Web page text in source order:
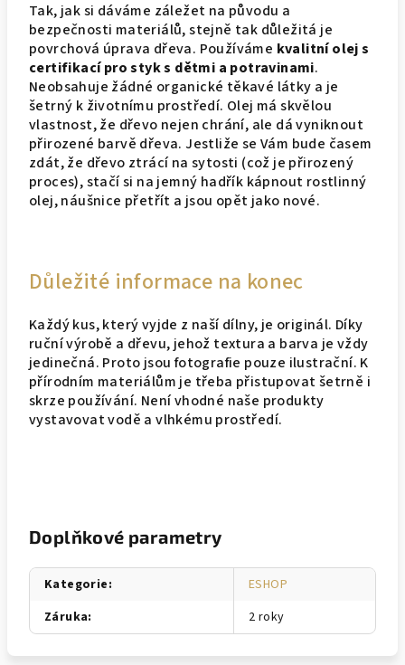
Tak, jak si dáváme záležet na původu a
bezpečnosti materiálů, stejně tak důležitá je
povrchová úprava dřeva. Používáme kvalitní olej s
certifikací pro styk s dětmi a potravinami.
Neobsahuje žádné organické těkavé látky a je
šetrný k životnímu prostředí. Olej má skvělou
vlastnost, že dřevo nejen chrání, ale dá vyniknout
přirozené barvě dřeva. Jestliže se Vám bude časem
zdát, že dřevo ztrácí na sytosti (což je přirozený
proces), stačí si na jemný hadřík kápnout rostlinný
olej, náušnice přetřít a jsou opět jako nové.
Důležité informace na konec
Každý kus, který vyjde z naší dílny, je originál. Díky
ruční výrobě a dřevu, jehož textura a barva je vždy
jedinečná. Proto jsou fotografie pouze ilustrační. K
přírodním materiálům je třeba přistupovat šetrně i
skrze používání. Není vhodné naše produkty
vystavovat vodě a vlhkému prostředí.
Doplňkové parametry
Kategorie:
ESHOP
Záruka: 2 roky